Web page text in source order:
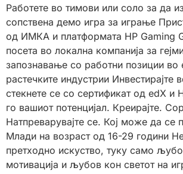
Работете во тимови или соло за да
сопствена демо игра за играње
од ИМКА и платформата HP Gaming
посета во локална компанија за
запознавање со работни позиции во
растечките индустрии Инвестирајте
стекнете се со сертификат од edX и
го вашиот потенцијал. Креирајте.
Натпреварувајте се. Кој може да се
Млади на возраст од 16-29 години
претходно искуство, туку само
мотивација и љубов кон светот на